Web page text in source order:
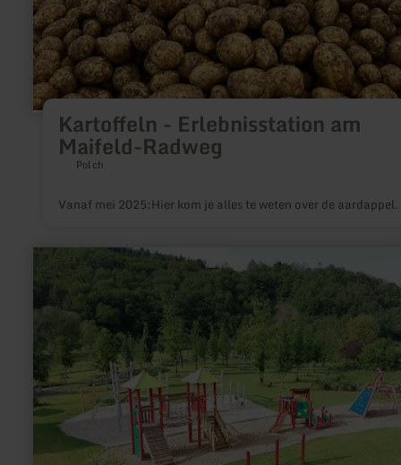
Kartoffeln - Erlebnisstation am
Maifeld-Radweg
Polch
Vanaf mei 2025:Hier kom je alles te weten over de aardappel.
over:
en
inclusietuin